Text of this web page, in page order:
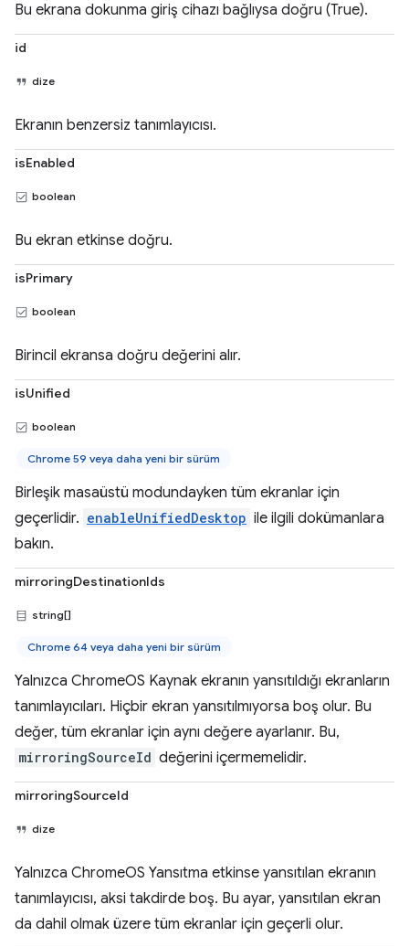
Bu ekrana dokunma giriş cihazı bağlıysa doğru (True).
id
dize
Ekranın benzersiz tanımlayıcısı.
isEnabled
boolean
Bu ekran etkinse doğru.
isPrimary
boolean
Birincil ekransa doğru değerini alır.
isUnified
boolean
Chrome 59 veya daha yeni bir sürüm
Birleşik masaüstü modundayken tüm ekranlar için
geçerlidir. enableUnifiedDesktop ile ilgili dokümanlara
bakın.
mirroringDestinationIds
string[]
Chrome 64 veya daha yeni bir sürüm
Yalnızca ChromeOS Kaynak ekranın yansıtıldığı ekranların
tanımlayıcıları. Hiçbir ekran yansıtılmıyorsa boş olur. Bu
değer, tüm ekranlar için aynı değere ayarlanır. Bu,
mirroringSourceId değerini içermemelidir.
mirroringSourceId
dize
Yalnızca ChromeOS Yansıtma etkinse yansıtılan ekranın
tanımlayıcısı, aksi takdirde boş. Bu ayar, yansıtılan ekran
da dahil olmak üzere tüm ekranlar için geçerli olur.